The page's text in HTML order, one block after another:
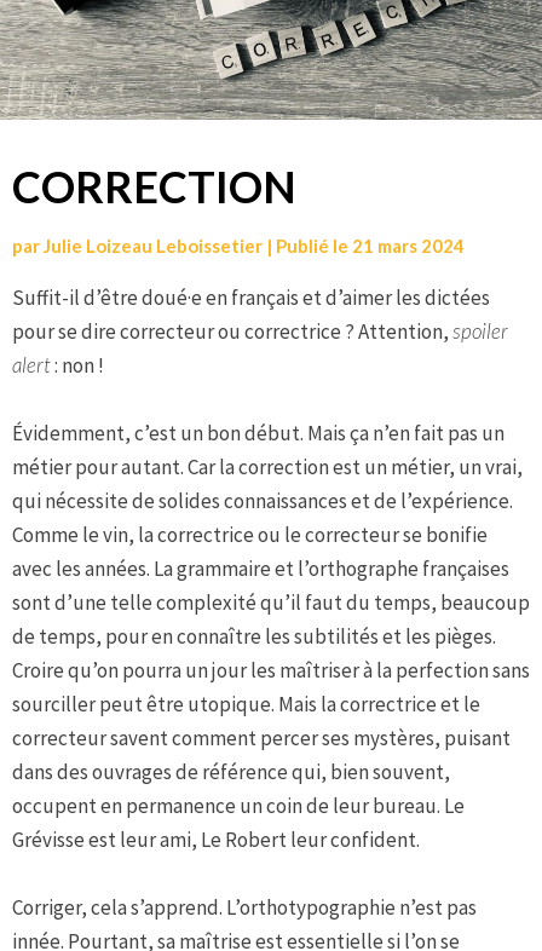
CORRECTION
parJulie Loizeau Leboissetier | Publié le 21 mars 2024
Suffit-il d’être doué·e en français et d’aimer les dictées
pour se dire correcteur ou correctrice ? Attention,spoiler
alert: non !
Évidemment, c’est un bon début. Mais ça n’en fait pas un
métier pour autant. Car la correction est un métier, un vrai,
qui nécessite de solides connaissances et de l’expérience.
Comme le vin, la correctrice ou le correcteur se bonifie
avec les années. La grammaire et l’orthographe françaises
sont d’une telle complexité qu’il faut du temps, beaucoup
de temps, pour en connaître les subtilités et les pièges.
Croire qu’on pourra un jour les maîtriser à la perfection sans
sourciller peut être utopique. Mais la correctrice et le
correcteur savent comment percer ses mystères, puisant
dans des ouvrages de référence qui, bien souvent,
occupent en permanence un coin de leur bureau. Le
Grévisse est leur ami, Le Robert leur confident.
Corriger, cela s’apprend. L’orthotypographie n’est pas
innée. Pourtant, sa maîtrise est essentielle si l’on se